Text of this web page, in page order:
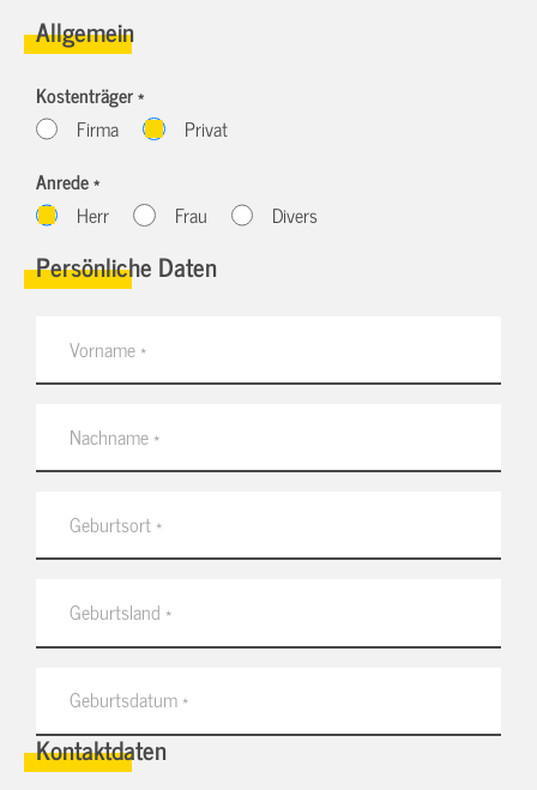
Allgemein
Kostenträger *
Firma
Privat
Anrede *
Herr
Frau Divers
Persönliche Daten
Kontaktdaten